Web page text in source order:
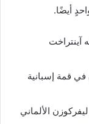
آينتراخت
قمة إسبانية
الألماني